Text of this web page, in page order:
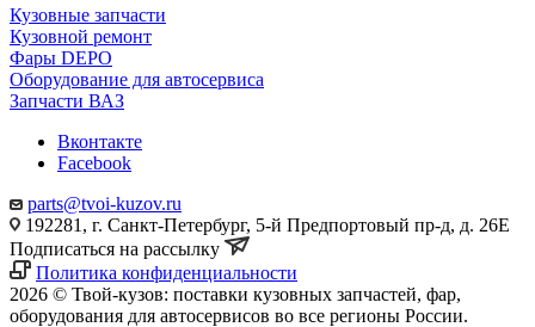
Кузовные запчасти
Кузовной ремонт
Фары DEPO
Оборудование для автосервиса
Запчасти ВАЗ
Вконтакте
Facebook
parts@tvoi-kuzov.ru
192281, г. Санкт-Петербург, 5-й Предпортовый пр-д, д. 26Е
Подписаться на рассылку
Политика конфиденциальности
2026 © Твой-кузов: поставки кузовных запчастей, фар,
оборудования для автосервисов во все регионы России.